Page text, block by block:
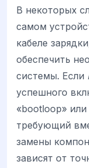
В некоторых
самом
кабеле
обеспечить
системы. Если
успешного
«bootloop» или
требующий
замены
зависят от